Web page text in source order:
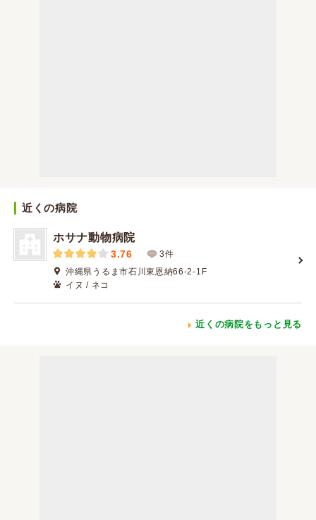
近くの病院
ホサナ動物病院
3.76
3件
沖縄県うるま市石川東恩納66-2-1F
イヌ / ネコ
近くの病院をもっと見る